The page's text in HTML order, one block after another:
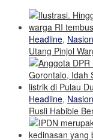
Headline,
Utang Pinjol
Headline,
Rusli Habibie